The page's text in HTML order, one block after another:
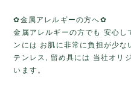
✿金属アレルギーの方へ✿
金属アレルギーの方でも 安心し
ンには お肌に非常に負担が少な
テンレス, 留め具には 当社オリ
います。